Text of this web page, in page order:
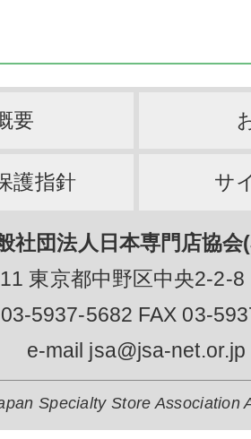
要
護指針 サ
社団法人日本専門店協
東京都中野区中央2-2-
5937-5682 FAX 03-
e-mail jsa@jsa-net.or.jp
Specialty Store Association